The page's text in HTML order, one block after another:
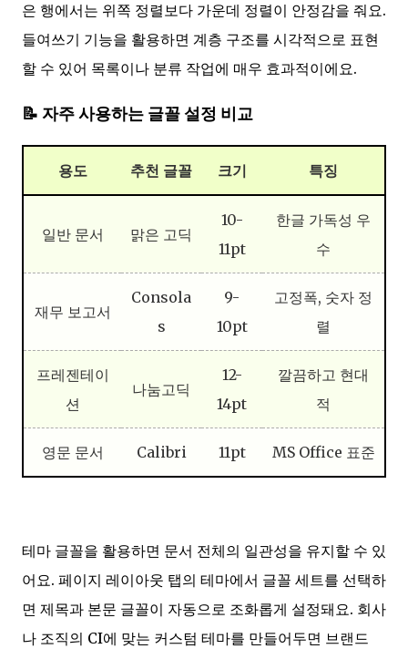
은 행에서는 위쪽 정렬보다 가운데 정렬이 안정감을 줘요.
들여쓰기 기능을 활용하면 계층 구조를 시각적으로 표현
할 수 있어 목록이나 분류 작업에 매우 효과적이에요.
📝 자주 사용하는 글꼴 설정 비교
용도 추천 글꼴 크기 특징
일반 문서 맑은 고딕
10-
11pt
한글 가독성 우
수
재무 보고서
Consola
s
9-
10pt
고정폭, 숫자 정
렬
프레젠테이
션
나눔고딕
12-
14pt
깔끔하고 현대
적
영문 문서 Calibri 11pt MS Office 표준
테마 글꼴을 활용하면 문서 전체의 일관성을 유지할 수 있
어요. 페이지 레이아웃 탭의 테마에서 글꼴 세트를 선택하
면 제목과 본문 글꼴이 자동으로 조화롭게 설정돼요. 회사
나 조직의 CI에 맞는 커스텀 테마를 만들어두면 브랜드